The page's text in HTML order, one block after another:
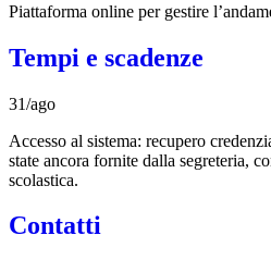
Piattaforma online per gestire
Tempi e scadenze
31/ago
Accesso al sistema: recupero
state ancora fornite dalla segreteria,
scolastica.
Contatti